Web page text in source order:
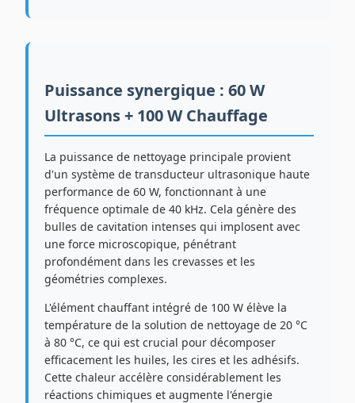
Puissance synergique : 60 W
Ultrasons + 100 W Chauffage
La puissance de nettoyage principale provient
d'un système de transducteur ultrasonique haute
performance de 60 W, fonctionnant à une
fréquence optimale de 40 kHz. Cela génère des
bulles de cavitation intenses qui implosent avec
une force microscopique, pénétrant
profondément dans les crevasses et les
géométries complexes.
L'élément chauffant intégré de 100 W élève la
température de la solution de nettoyage de 20 °C
à 80 °C, ce qui est crucial pour décomposer
efficacement les huiles, les cires et les adhésifs.
Cette chaleur accélère considérablement les
réactions chimiques et augmente l'énergie